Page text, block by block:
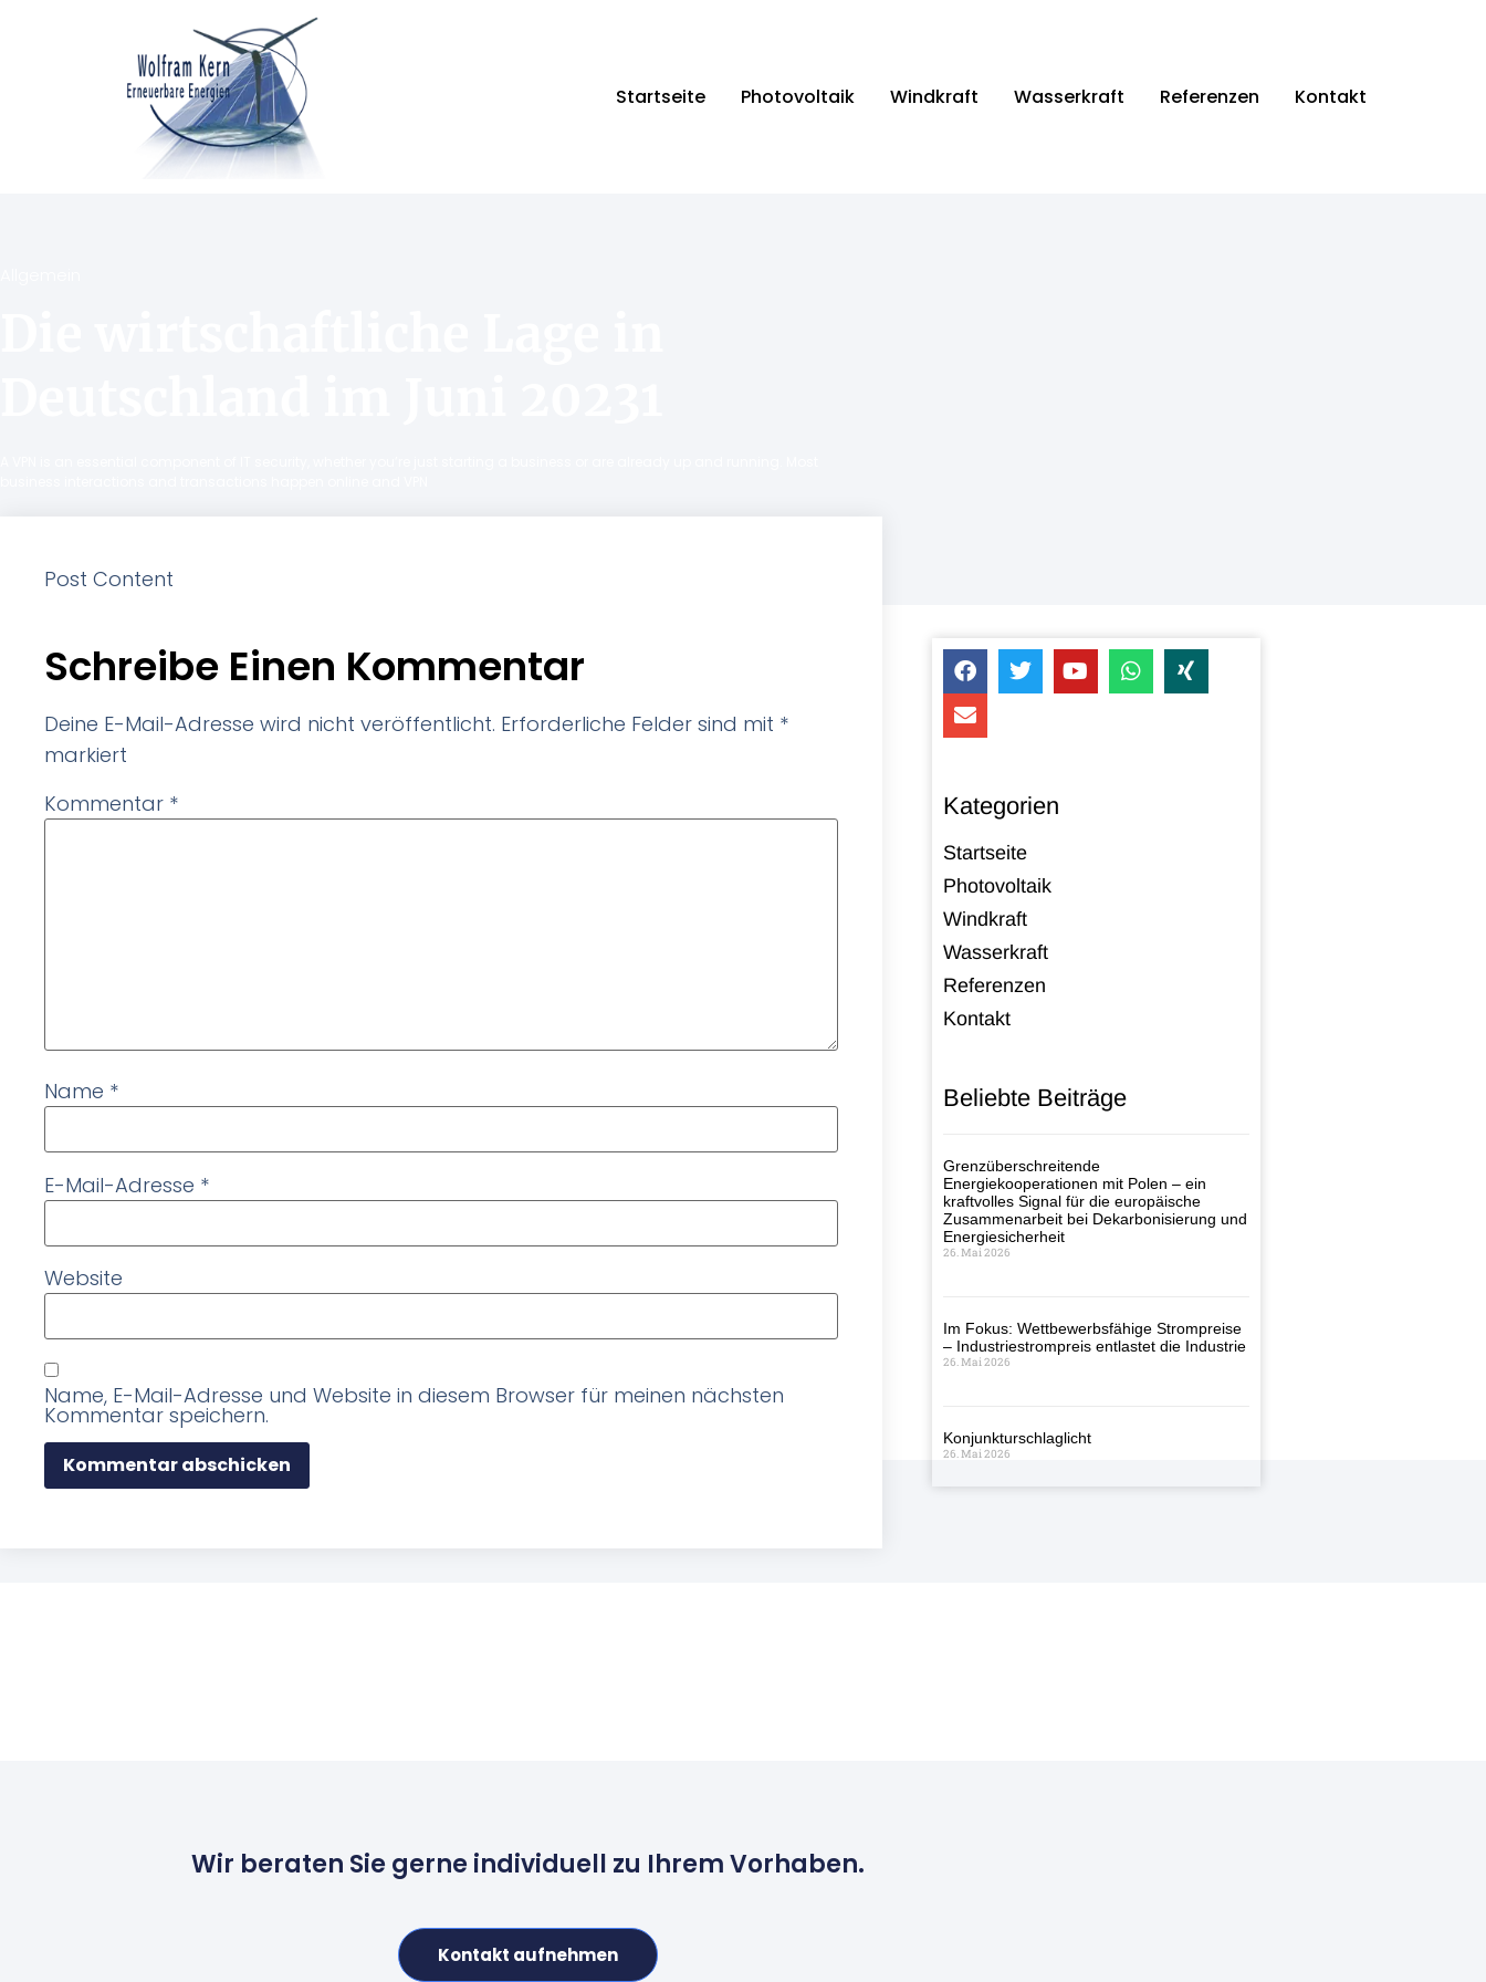
Startseite Photovoltaik Windkraft Wasserkraft Referenzen Kontakt
Post Content
Schreibe Einen Kommentar
Deine E-Mail-Adresse wird nicht veröffentlicht. Erforderliche Felder sind mit *
markiert
Kommentar *
Name *
E-Mail-Adresse *
Website
Name, E-Mail-Adresse und Website in diesem Browser für meinen nächsten
Kommentar speichern.
Kategorien
Startseite
Photovoltaik
Windkraft
Wasserkraft
Referenzen
Kontakt
Beliebte Beiträge
Grenzüberschreitende
Energiekooperationen mit Polen – ein
kraftvolles Signal für die europäische
Zusammenarbeit bei Dekarbonisierung und
Energiesicherheit
26. Mai 2026
Im Fokus: Wettbewerbsfähige Strompreise
– Industriestrompreis entlastet die Industrie
26. Mai 2026
Konjunkturschlaglicht
26. Mai 2026
Wir beraten Sie gerne individuell zu Ihrem Vorhaben.
Kontakt aufnehmen